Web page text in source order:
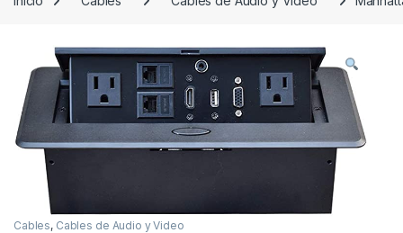
Cables, Cables de Audio y Video